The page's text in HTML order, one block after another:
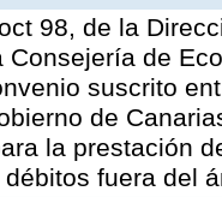
98, de la
Consejería de
suscrito
de
la prestación
fuera del